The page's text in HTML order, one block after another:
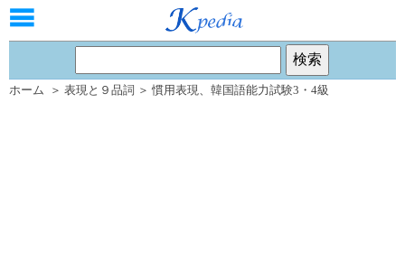
ホーム ＞ 表現と９品詞 ＞ 慣用表現、 韓国語能力試験3・4級